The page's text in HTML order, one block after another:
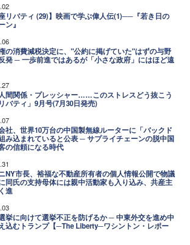
座リバティ (29)】映画で学ぶ偉人伝(1)──『若き日の
ン』
の消費減税決定に、"公約に掲げていた"はずの与野
発 ─ 一歩前進ではあるが「小さな政府」にはほど遠
間関係・プレッシャー……このストレスどう抜こう
バティ」9月号(7月30日発売)
社、世界10万台の中国製無線ルーターに「バックド
み込まれていると公表 ─ サプライチェーンの脱中国
の信頼になる時代
NY市長、裕福な不動産所有者の個人情報公開で物議
同氏の支持母体には親中活動家も入り込み、共産主
進
挙に向けて選挙不正を防げるか ─ 中東外交を進め中
込むトランプ【─The Liberty─ワシントン・レポー